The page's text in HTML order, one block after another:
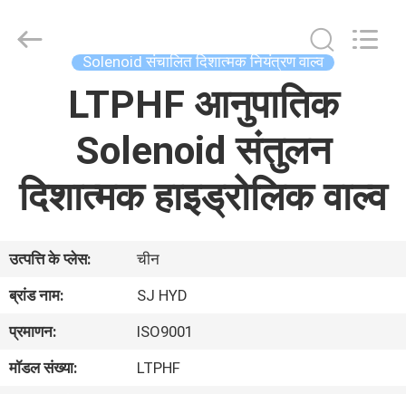
हमारे
बारे
कारखाना
भ्रमण
Rights
Solenoid संचालित दिशात्मक नियंत्रण वाल्व
LTPHF आनुपातिक
Solenoid संतुलन
दिशात्मक हाइड्रोलिक वाल्व
उत्पत्ति के प्लेस:
चीन
ब्रांड नाम:
SJ HYD
प्रमाणन:
ISO9001
मॉडल संख्या:
LTPHF